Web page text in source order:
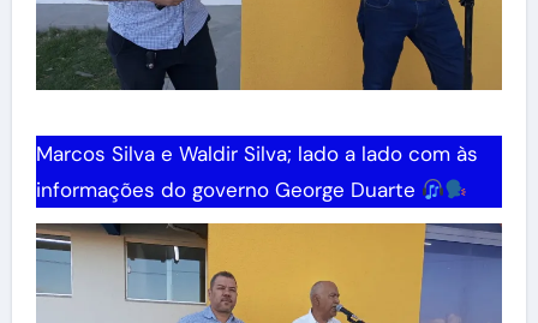
Marcos Silva e Waldir Silva; lado a lado com às
informações do governo George Duarte